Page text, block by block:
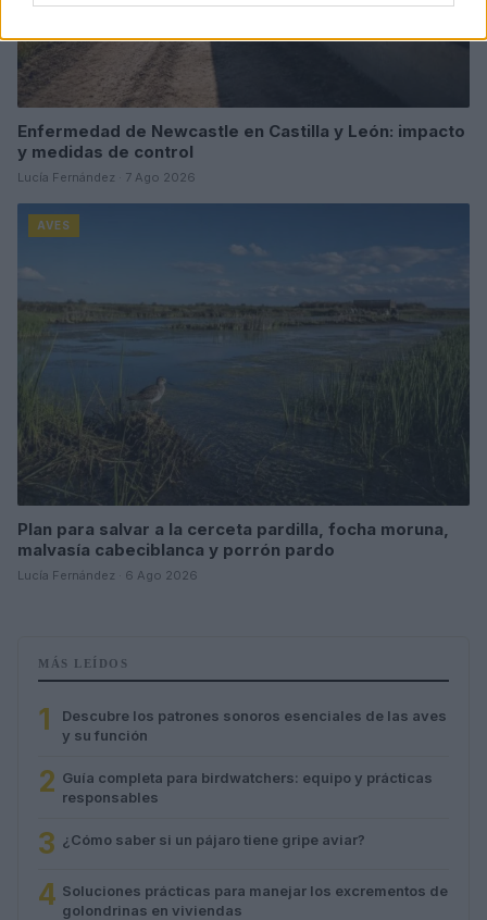
Enfermedad de Newcastle en Castilla y León: impacto
y medidas de control
Lucía Fernández · 7 Ago 2026
AVES
Plan para salvar a la cerceta pardilla, focha moruna,
malvasía cabeciblanca y porrón pardo
Lucía Fernández · 6 Ago 2026
MÁS LEÍDOS
1
Descubre los patrones sonoros esenciales de las aves
y su función
2 Guía completa para birdwatchers: equipo y prácticas
responsables
3 ¿Cómo saber si un pájaro tiene gripe aviar?
4 Soluciones prácticas para manejar los excrementos de
golondrinas en viviendas